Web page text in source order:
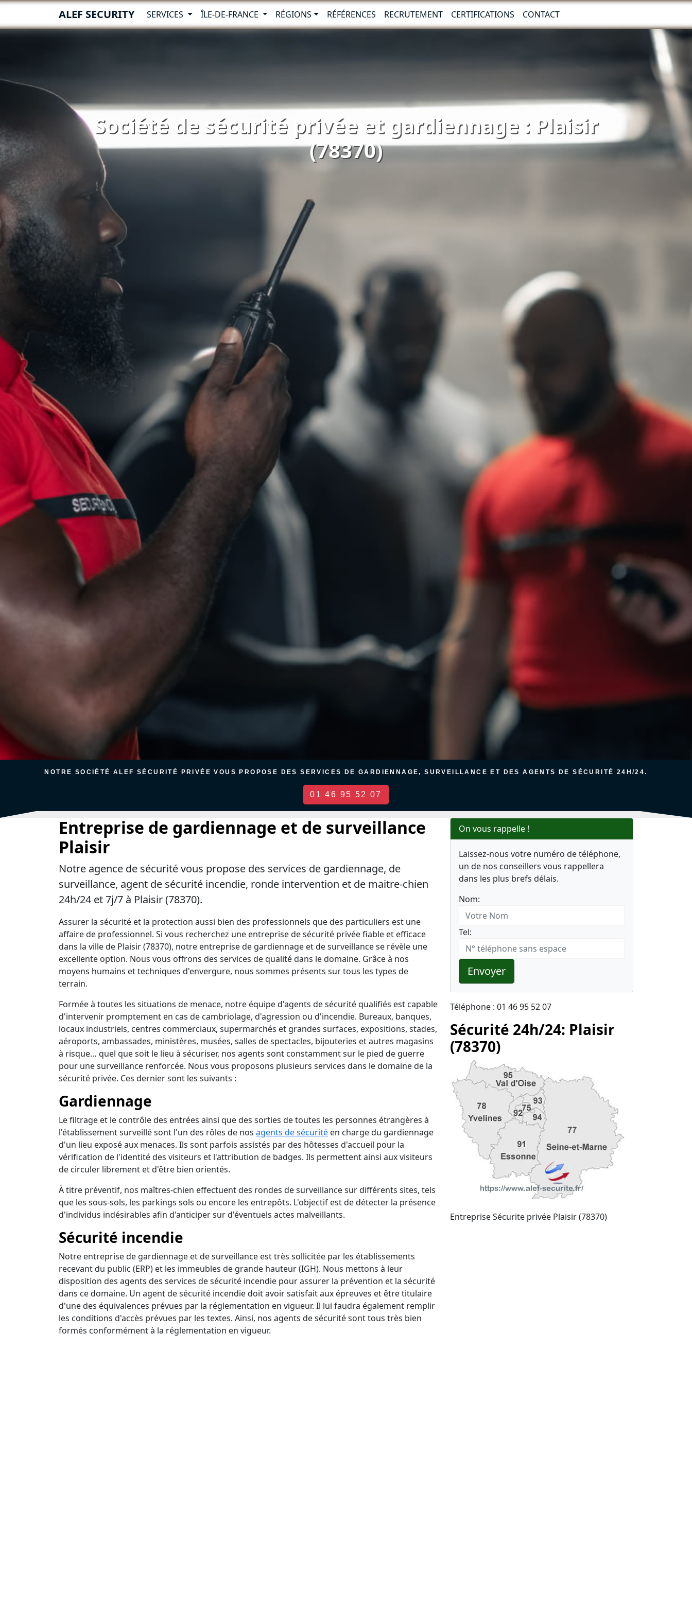
ALEF SECURITY SERVICES ÎLE-DE-FRANCE RÉGIONS RÉFÉRENCES RECRUTEMENT CERTIFICATIONS CONTACT
Société de sécurité privée et gardiennage : Plaisir
(78370)
NOTRE SOCIÉTÉ ALEF SÉCURITÉ PRIVÉE VOUS PROPOSE DES SERVICES DE GARDIENNAGE, SURVEILLANCE ET DES AGENTS DE SÉCURITÉ 24H/24.
01 46 95 52 07
Entreprise de gardiennage et de surveillance
Plaisir
Notre agence de sécurité vous propose des services de gardiennage, de
surveillance, agent de sécurité incendie, ronde intervention et de maitre-chien
24h/24 et 7j/7 à Plaisir (78370).
Assurer la sécurité et la protection aussi bien des professionnels que des particuliers est une
affaire de professionnel. Si vous recherchez une entreprise de sécurité privée fiable et efficace
dans la ville de Plaisir (78370), notre entreprise de gardiennage et de surveillance se révèle une
excellente option. Nous vous offrons des services de qualité dans le domaine. Grâce à nos
moyens humains et techniques d'envergure, nous sommes présents sur tous les types de
terrain.
Formée à toutes les situations de menace, notre équipe d'agents de sécurité qualifiés est capable
d'intervenir promptement en cas de cambriolage, d'agression ou d'incendie. Bureaux, banques,
locaux industriels, centres commerciaux, supermarchés et grandes surfaces, expositions, stades,
aéroports, ambassades, ministères, musées, salles de spectacles, bijouteries et autres magasins
à risque… quel que soit le lieu à sécuriser, nos agents sont constamment sur le pied de guerre
pour une surveillance renforcée. Nous vous proposons plusieurs services dans le domaine de la
sécurité privée. Ces dernier sont les suivants :
Gardiennage
Le filtrage et le contrôle des entrées ainsi que des sorties de toutes les personnes étrangères à
l'établissement surveillé sont l'un des rôles de nos agents de sécurité en charge du gardiennage
d'un lieu exposé aux menaces. Ils sont parfois assistés par des hôtesses d'accueil pour la
vérification de l'identité des visiteurs et l'attribution de badges. Ils permettent ainsi aux visiteurs
de circuler librement et d'être bien orientés.
À titre préventif, nos maîtres-chien effectuent des rondes de surveillance sur différents sites, tels
que les sous-sols, les parkings sols ou encore les entrepôts. L'objectif est de détecter la présence
d'individus indésirables afin d'anticiper sur d'éventuels actes malveillants.
Sécurité incendie
Notre entreprise de gardiennage et de surveillance est très sollicitée par les établissements
recevant du public (ERP) et les immeubles de grande hauteur (IGH). Nous mettons à leur
disposition des agents des services de sécurité incendie pour assurer la prévention et la sécurité
dans ce domaine. Un agent de sécurité incendie doit avoir satisfait aux épreuves et être titulaire
d'une des équivalences prévues par la réglementation en vigueur. Il lui faudra également remplir
les conditions d'accès prévues par les textes. Ainsi, nos agents de sécurité sont tous très bien
formés conformément à la réglementation en vigueur.
On vous rappelle !
Laissez-nous votre numéro de téléphone,
un de nos conseillers vous rappellera
dans les plus brefs délais.
Nom:
Tel:
Envoyer
Téléphone : 01 46 95 52 07
Sécurité 24h/24: Plaisir
(78370)
Entreprise Sécurite privée Plaisir (78370)